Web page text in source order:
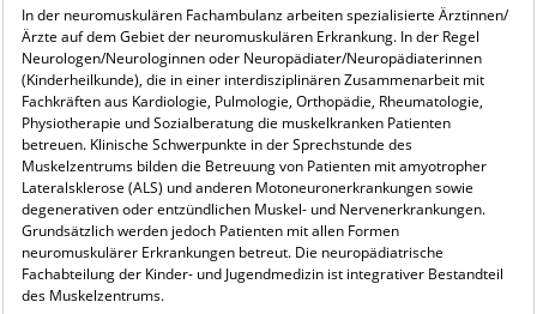
FORSCHUNG
LEHRE UND AUSBILDUNG
BEWERBER
NEUVANET SAN
In der neuromuskulären Fachambulanz arbeiten spezialisierte Ärztinnen/
Ärzte auf dem Gebiet der neuromuskulären Erkrankung. In der Regel
Neurologen/Neurologinnen oder Neuropädiater/Neuropädiaterinnen
(Kinderheilkunde), die in einer interdisziplinären Zusammenarbeit mit
Fachkräften aus Kardiologie, Pulmologie, Orthopädie, Rheumatologie,
Physiotherapie und Sozialberatung die muskelkranken Patienten
betreuen. Klinische Schwerpunkte in der Sprechstunde des
Muskelzentrums bilden die Betreuung von Patienten mit amyotropher
Lateralsklerose (ALS) und anderen Motoneuronerkrankungen sowie
degenerativen oder entzündlichen Muskel- und Nervenerkrankungen.
Grundsätzlich werden jedoch Patienten mit allen Formen
neuromuskulärer Erkrankungen betreut. Die neuropädiatrische
Fachabteilung der Kinder- und Jugendmedizin ist integrativer Bestandteil
des Muskelzentrums.